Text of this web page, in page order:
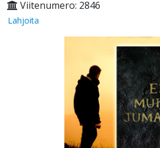
Viitenumero: 2846
Lahjoita